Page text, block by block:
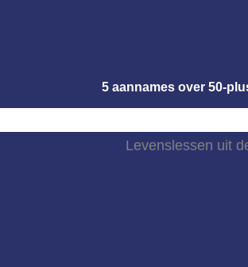
5 aannames over 50-